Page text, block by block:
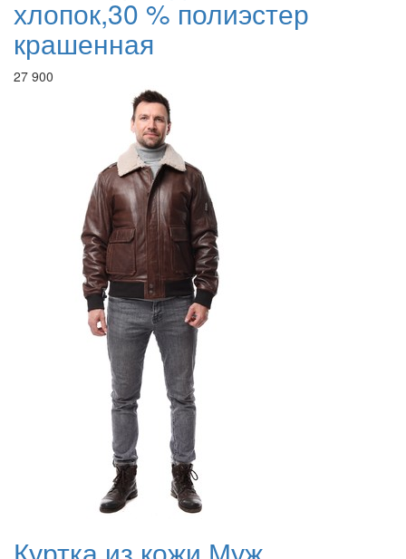
хлопок,30 % полиэстер
крашенная
27 900